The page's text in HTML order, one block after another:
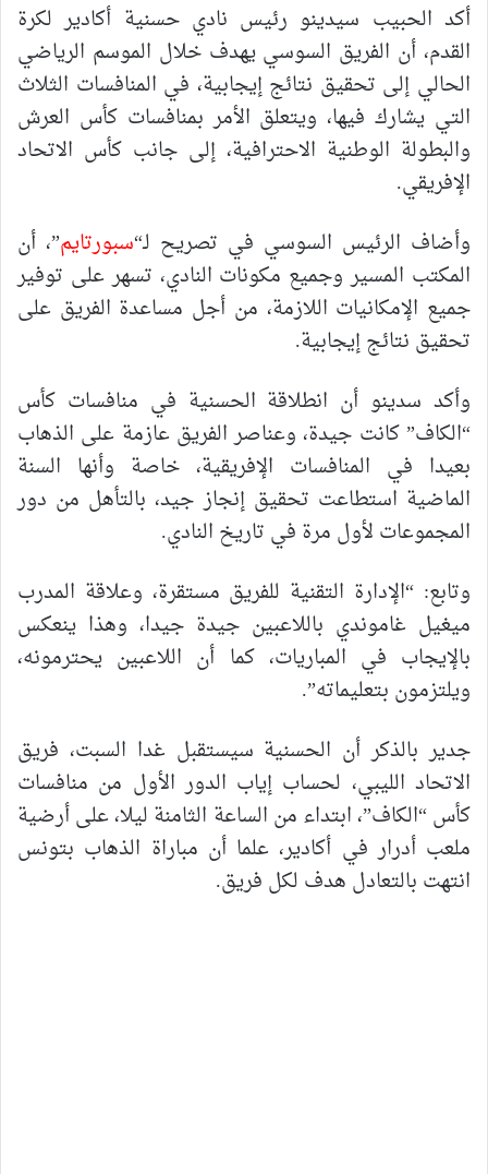
أكد الحبيب سيدينو رئيس نادي حسنية أكادير لكرة
القدم، أن الفريق السوسي يهدف خلال الموسم الرياضي
الحالي إلى تحقيق نتائج إيجابية، في المنافسات الثلاث
التي يشارك فيها، ويتعلق الأمر بمنافسات كأس العرش
والبطولة الوطنية الاحترافية، إلى جانب كأس الاتحاد
الإفريقي.
وأضاف الرئيس السوسي في تصريح لـ“سبورتايم”، أن
المكتب المسير وجميع مكونات النادي، تسهر على توفير
جميع الإمكانيات اللازمة، من أجل مساعدة الفريق على
تحقيق نتائج إيجابية.
وأكد سدينو أن انطلاقة الحسنية في منافسات كأس
“الكاف” كانت جيدة، وعناصر الفريق عازمة على الذهاب
بعيدا في المنافسات الإفريقية، خاصة وأنها السنة
الماضية استطاعت تحقيق إنجاز جيد، بالتأهل من دور
المجموعات لأول مرة في تاريخ النادي.
وتابع: “الإدارة التقنية للفريق مستقرة، وعلاقة المدرب
ميغيل غاموندي باللاعبين جيدة جيدا، وهذا ينعكس
بالإيجاب في المباريات، كما أن اللاعبين يحترمونه،
ويلتزمون بتعليماته”.
جدير بالذكر أن الحسنية سيستقبل غدا السبت، فريق
الاتحاد الليبي، لحساب إياب الدور الأول من منافسات
كأس “الكاف”، ابتداء من الساعة الثامنة ليلا، على أرضية
ملعب أدرار في أكادير، علما أن مباراة الذهاب بتونس
انتهت بالتعادل هدف لكل فريق.